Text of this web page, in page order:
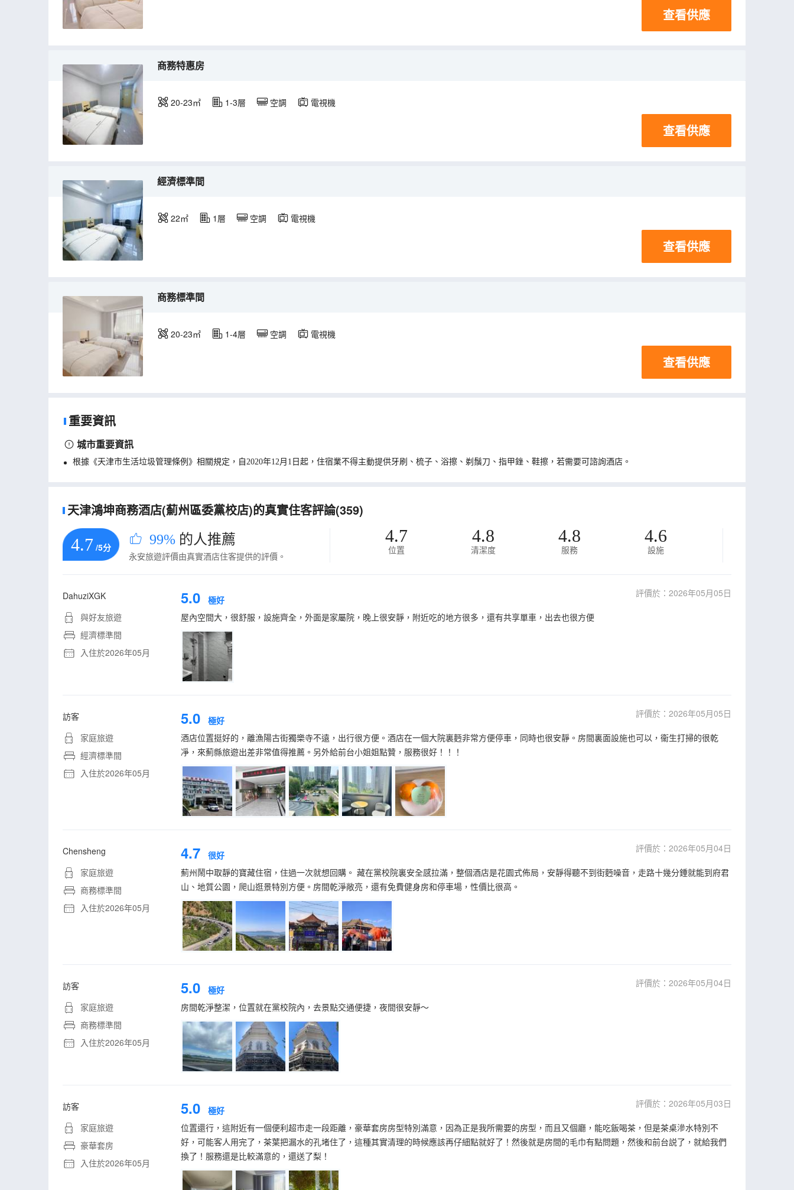
查看供應
商務特惠房
20-23㎡ 1-3層 空調 電視機
查看供應
經濟標準間
22㎡ 1層 空調 電視機
查看供應
商務標準間
20-23㎡ 1-4層 空調 電視機
查看供應
重要資訊
城市重要資訊
根據《天津市生活垃圾管理條例》相關規定，自2020年12月1日起，住宿業不得主動提供牙刷、梳子、浴擦、剃鬚刀、指甲銼、鞋擦，若需要可諮詢酒店。
天津鴻坤商務酒店(薊州區委黨校店)的真實住客評論(359)
4.7 /5分 99% 的人推薦
永安旅遊評價由真實酒店住客提供的評價。
4.7
位置
4.8
清潔度
4.8
服務
4.6
設施
DahuziXGK
與好友旅遊
經濟標準間
入住於2026年05月
5.0 極好
評價於：2026年05月05日
屋內空間大，很舒服，設施齊全，外面是家屬院，晚上很安靜，附近吃的地方很多，還有共享單車，出去也很方便
訪客
家庭旅遊
經濟標準間
入住於2026年05月
5.0 極好
評價於：2026年05月05日
酒店位置挺好的，離漁陽古街獨樂寺不遠，出行很方便。酒店在一個大院裏麪非常方便停車，同時也很安靜。房間裏面設施也可以，衞生打掃的很乾
凈，來薊縣旅遊出差非常值得推薦。另外給前台小姐姐點贊，服務很好！！！
Chensheng
家庭旅遊
商務標準間
入住於2026年05月
4.7 很好
評價於：2026年05月04日
薊州鬧中取靜的寶藏住宿，住過一次就想回購。 藏在黨校院裏安全感拉滿，整個酒店是花園式佈局，安靜得聽不到街麪噪音，走路十幾分鍾就能到府君
山、地質公園，爬山逛景特別方便。房間乾淨敞亮，還有免費健身房和停車場，性價比很高。
訪客
家庭旅遊
商務標準間
入住於2026年05月
5.0 極好
評價於：2026年05月04日
房間乾淨整潔，位置就在黨校院內，去景點交通便捷，夜間很安靜～
訪客
家庭旅遊
豪華套房
入住於2026年05月
5.0 極好
評價於：2026年05月03日
位置還行，這附近有一個便利超市走一段距離，豪華套房房型特別滿意，因為正是我所需要的房型，而且又個廳，能吃飯喝茶，但是茶桌滲水特別不
好，可能客人用完了，茶葉把漏水的孔堵住了，這種其實清理的時候應該再仔細點就好了！然後就是房間的毛巾有點問題，然後和前台説了，就給我們
換了！服務還是比較滿意的，還送了梨！